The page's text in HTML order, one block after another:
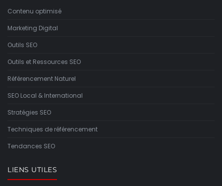
Contenu optimisé
Marketing Digital
Outils SEO
Outils et Ressources SEO
Référencement Naturel
SEO Local & International
Stratégies SEO
Techniques de référencement
Tendances SEO
LIENS UTILES